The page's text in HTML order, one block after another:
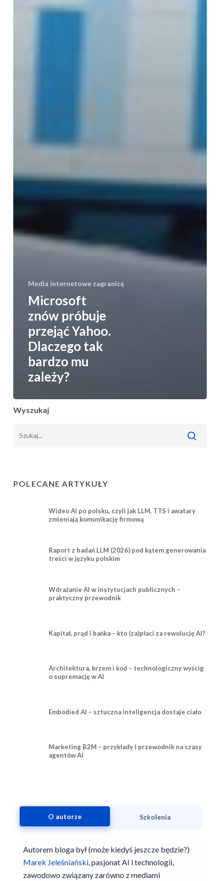
Media internetowe zagranicą
Microsoft
znów próbuje
przejąć Yahoo.
Dlaczego tak
bardzo mu
zależy?
Wyszukaj
POLECANE ARTYKUŁY
Wideo AI po polsku, czyli jak LLM, TTS i awatary
zmieniają komunikację firmową
Raport z badań LLM (2026) pod kątem generowania
treści w języku polskim
Wdrażanie AI w instytucjach publicznych –
praktyczny przewodnik
Kapitał, prąd i bańka – kto (za)płaci za rewolucję AI?
Architektura, krzem i kod – technologiczny wyścig
o supremację w AI
Embodied AI – sztuczna inteligencja dostaje ciało
Marketing B2M – przykłady i przewodnik na czasy
agentów AI
O autorze Szkolenia
Autorem bloga był (może kiedyś jeszcze będzie?)
Marek Jeleśniański, pasjonat AI i technologii,
zawodowo związany zarówno z mediami